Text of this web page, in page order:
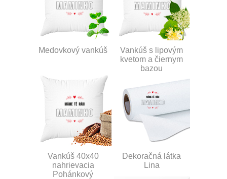
Medovkový vankúš
Vankúš s lipovým
kvetom a čiernym
bazou
Vankúš 40x40
nahrievacia
Pohánkový
Dekoračná látka
Lina